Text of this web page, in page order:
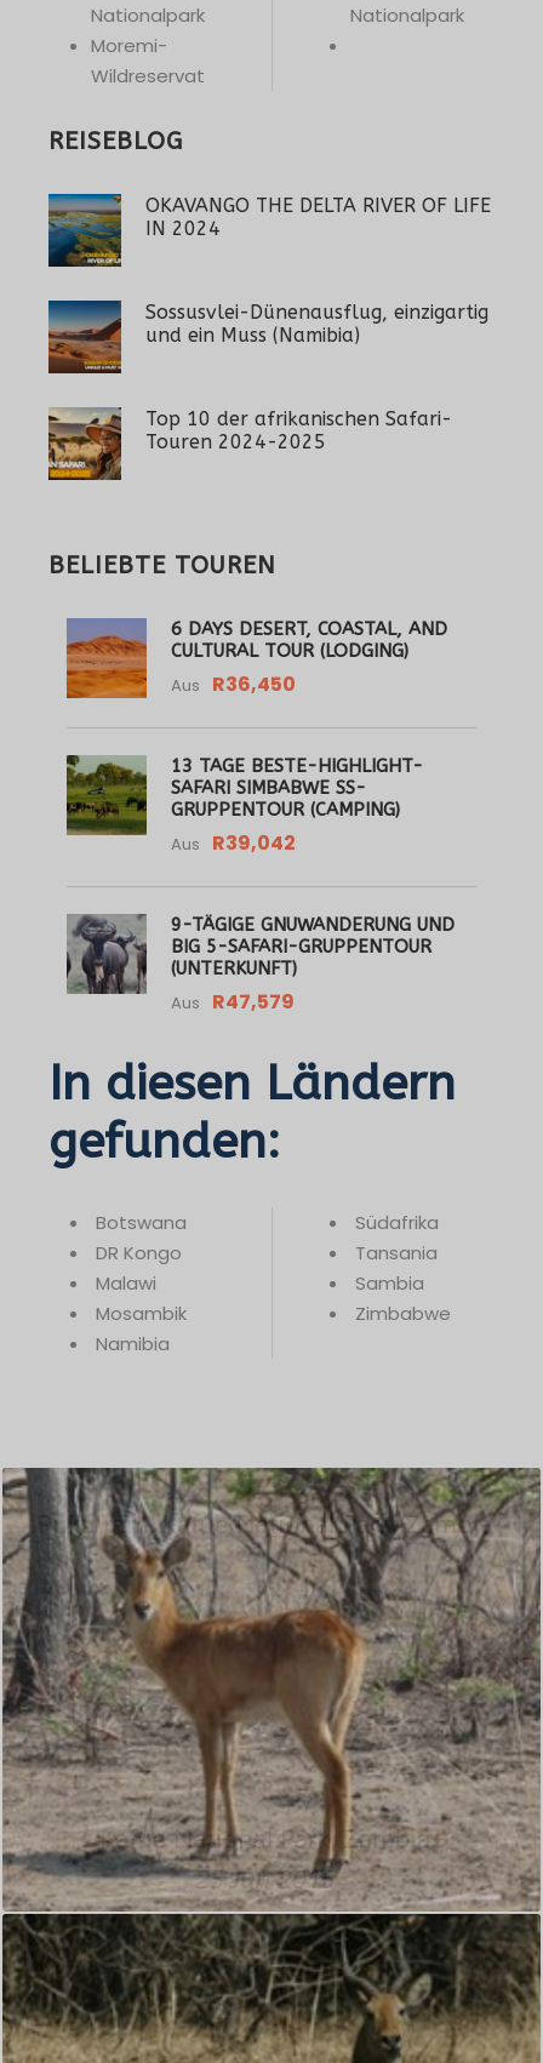
Nationalpark
Moremi-
Wildreservat
Nationalpark
REISEBLOG
OKAVANGO THE DELTA RIVER OF LIFE
IN 2024
Sossusvlei-Dünenausflug, einzigartig
und ein Muss (Namibia)
Top 10 der afrikanischen Safari-
Touren 2024-2025
BELIEBTE TOUREN
6 DAYS DESERT, COASTAL, AND
CULTURAL TOUR (LODGING)
Aus R36,450
13 TAGE BESTE-HIGHLIGHT-
SAFARI SIMBABWE SS-
GRUPPENTOUR (CAMPING)
Aus R39,042
9-TÄGIGE GNUWANDERUNG UND
BIG 5-SAFARI-GRUPPENTOUR
(UNTERKUNFT)
Aus R47,579
In diesen Ländern
gefunden:
Botswana
DR Kongo
Malawi
Mosambik
Namibia
Südafrika
Tansania
Sambia
Zimbabwe